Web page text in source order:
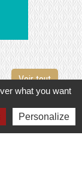
Voir tout
what you want
Personalize